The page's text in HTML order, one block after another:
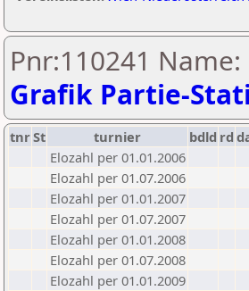
Pnr:110241
Grafik Partie-
tnrSt turnier bdld rd
Elozahl per 01.01.2006
Elozahl per 01.07.2006
Elozahl per 01.01.2007
Elozahl per 01.07.2007
Elozahl per 01.01.2008
Elozahl per 01.07.2008
Elozahl per 01.01.2009